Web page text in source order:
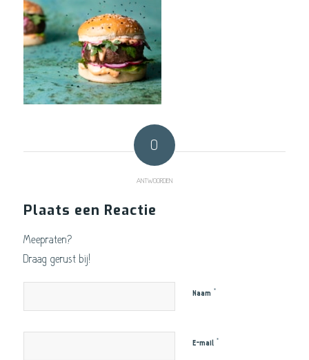
0
ANTWOORDEN
Plaats een Reactie
Meepraten?
Draag gerust bij!
Naam *
E-mail *